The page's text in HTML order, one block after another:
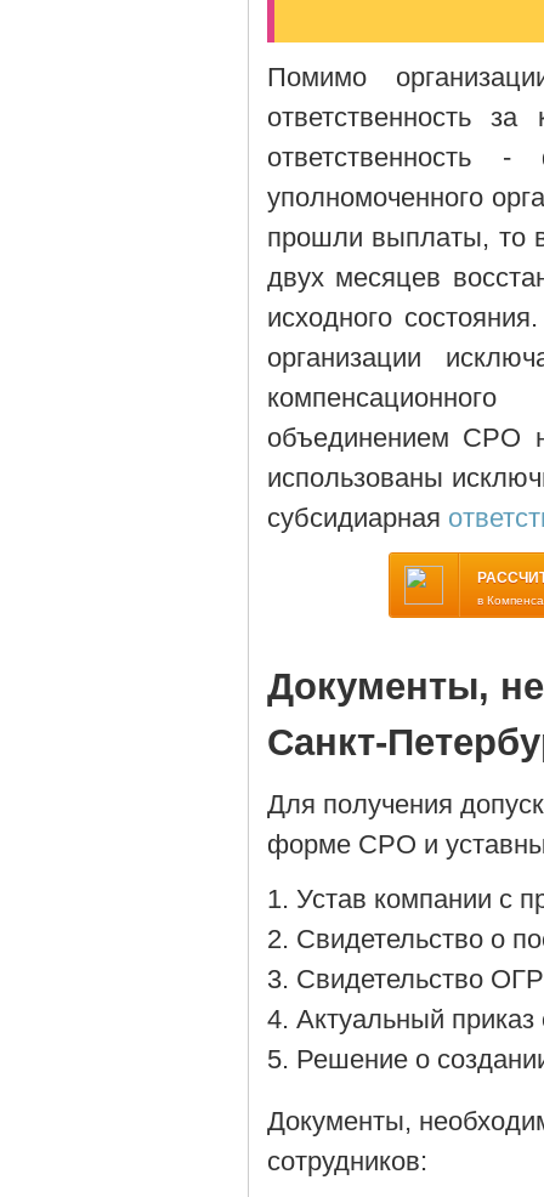
Помимо
ответственность
уполномоченного
прошли выплаты, то
двух месяцев
исходного
организации
объединением СРО
использованы
субсидиарная
в
Документы,
Санкт-
Для получения
форме СРО и
Устав компании с
Cвидетельство о
Cвидетельство
Актуальный приказ
Решение о
Документы,
сотрудников: